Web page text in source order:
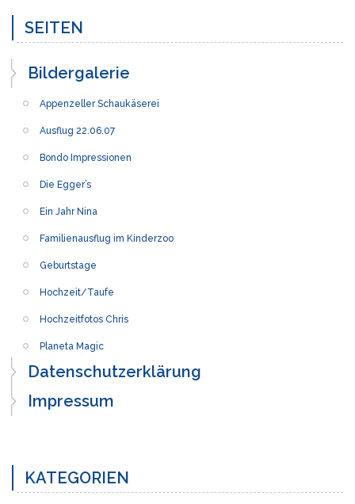
SEITEN
Bildergalerie
Appenzeller Schaukäserei
Ausflug 22.06.07
Bondo Impressionen
Die Egger’s
Ein Jahr Nina
Familienausflug im Kinderzoo
Geburtstage
Hochzeit/Taufe
Hochzeitfotos Chris
Planeta Magic
Datenschutzerklärung
Impressum
KATEGORIEN